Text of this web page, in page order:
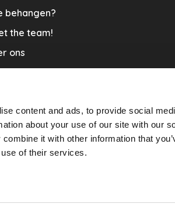
content and ads, to provide social
about your use of our site with our
it with other information that
of their services.
behangen?
the team!
ons
en vloerkleden
& Retour